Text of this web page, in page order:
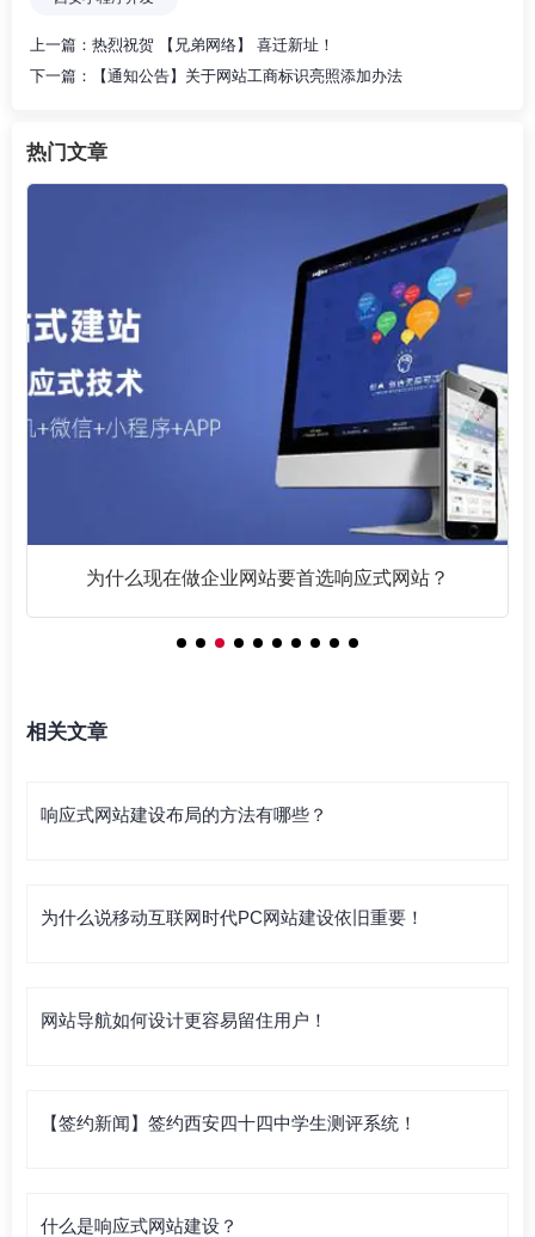
上一篇： 热烈祝贺 【兄弟网络】 喜迁新址！
下一篇：
【通知公告】关于网站工商标识亮照添加办法
热门文章
为什么现在做企业网站要首选响应式网站？
相关文章
响应式网站建设布局的方法有哪些？
为什么说移动互联网时代PC网站建设依旧重要！
网站导航如何设计更容易留住用户！
【签约新闻】签约西安四十四中学生测评系统！
什么是响应式网站建设？